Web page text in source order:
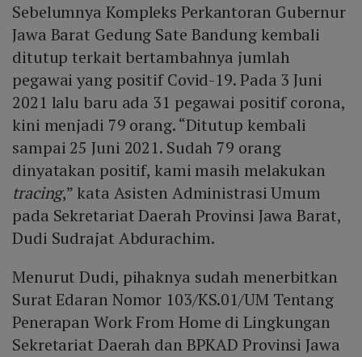
Sebelumnya Kompleks Perkantoran Gubernur
Jawa Barat Gedung Sate Bandung kembali
ditutup terkait bertambahnya jumlah
pegawai yang positif Covid-19. Pada 3 Juni
2021 lalu baru ada 31 pegawai positif corona,
kini menjadi 79 orang. “Ditutup kembali
sampai 25 Juni 2021. Sudah 79 orang
dinyatakan positif, kami masih melakukan
tracing,” kata Asisten Administrasi Umum
pada Sekretariat Daerah Provinsi Jawa Barat,
Dudi Sudrajat Abdurachim.
Menurut Dudi, pihaknya sudah menerbitkan
Surat Edaran Nomor 103/KS.01/UM Tentang
Penerapan Work From Home di Lingkungan
Sekretariat Daerah dan BPKAD Provinsi Jawa